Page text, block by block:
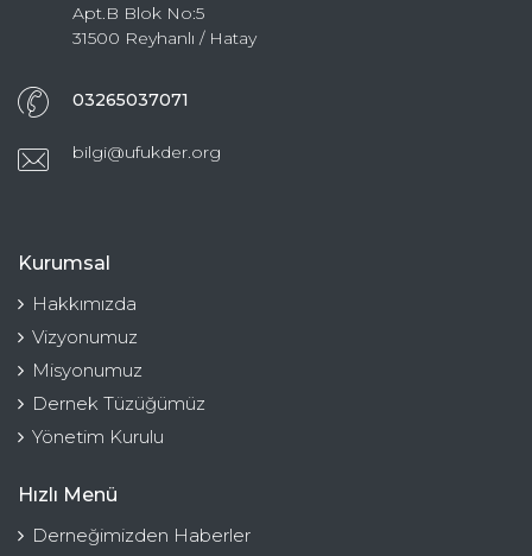
Apt.B Blok No:5
31500 Reyhanlı / Hatay
03265037071
bilgi@ufukder.org
Kurumsal
Hakkımızda
Vizyonumuz
Misyonumuz
Dernek Tüzüğümüz
Yönetim Kurulu
Hızlı Menü
Derneğimizden Haberler